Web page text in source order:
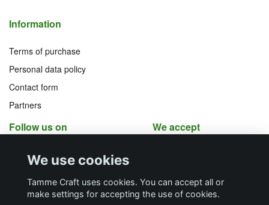
Information
Terms of purchase
Personal data policy
Contact form
Partners
Follow us on
YouTube
Pinterest
We accept
We use cookies
Tamme Craft uses cookies. You can accept all or
make settings for accepting the use of cookies.